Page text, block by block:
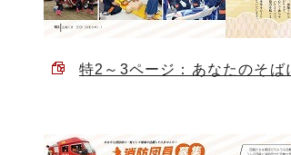
特2～3ページ：あなたのそば